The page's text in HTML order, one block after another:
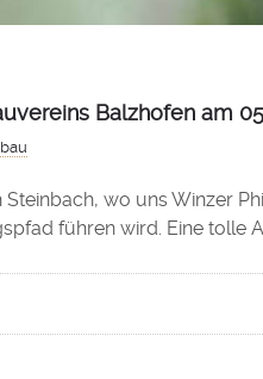
Balzhofen am
wo uns Winzer
führen wird. Eine tolle